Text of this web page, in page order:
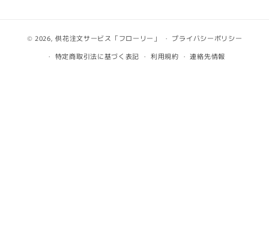
© 2026,供花注文サービス「フローリー」
プライバシーポリシー
特定商取引法に基づく表記
利用規約 連絡先情報